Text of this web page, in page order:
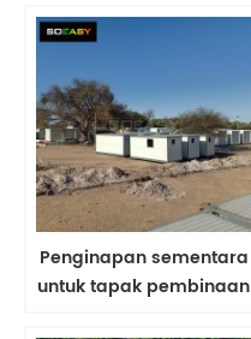
Bencana Rumah
Penginapan sementara
untuk tapak pembinaan